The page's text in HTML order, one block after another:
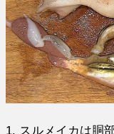
1. スルメイカは胴